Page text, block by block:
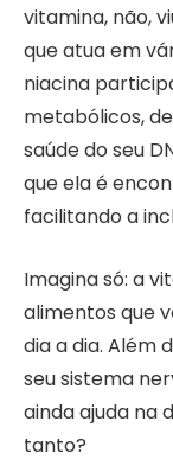
vitamina, não,
que atua em
niacina
metabólicos,
saúde do seu
que ela é
facilitando a
Imagina só: a
alimentos que
dia a dia. Além
seu sistema
ainda ajuda na
tanto?